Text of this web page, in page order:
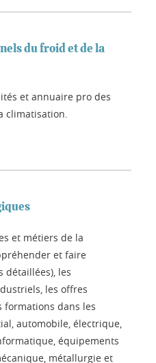
du froid et de la
et annuaire pro des
climatisation.
et métiers de la
et faire
détaillées), les
les offres
formations dans les
automobile, électrique,
équipements
métallurgie et